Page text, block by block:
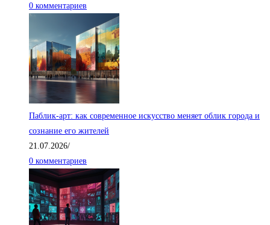
0 комментариев
Паблик-арт: как современное искусство меняет облик города и
сознание его жителей
21.07.2026/
0 комментариев